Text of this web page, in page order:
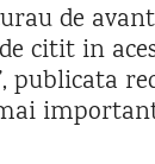
de
citit in